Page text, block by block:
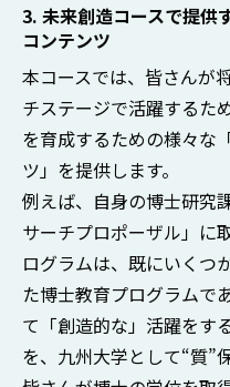
3. 未来創造コースで提供
コンテンツ
本コースでは、皆さんが
チステージで活躍するた
を育成するための様々な
ツ」を提供します。
例えば、自身の博士研究
サーチプロポーザル」に
ログラムは、既にいくつ
た博士教育プログラムで
て「創造的な」活躍をす
を、九州大学として“質”